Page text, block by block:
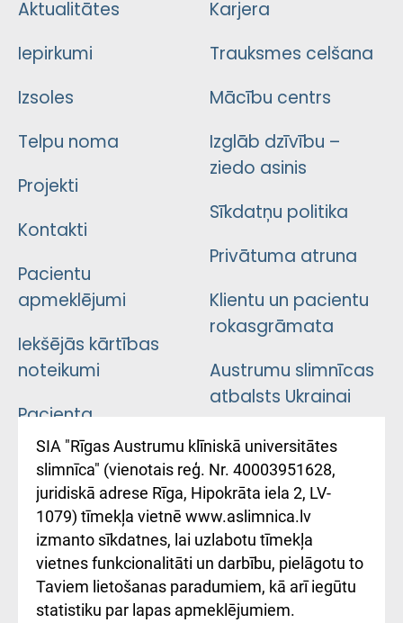
Aktualitātes
Iepirkumi
Izsoles
Telpu noma
Projekti
Kontakti
Pacientu
apmeklējumi
Iekšējās kārtības
noteikumi
Pacienta
atsauksmju/sūdzību
iesniegšanas
kārtība
Kā pie mums nokļūt
Rēķinu apmaksas
ceļvedis
Karjera
Trauksmes celšana
Mācību centrs
Izglāb dzīvību –
ziedo asinis
Sīkdatņu politika
Privātuma atruna
Klientu un pacientu
rokasgrāmata
Austrumu slimnīcas
atbalsts Ukrainai
Підтримка Східної
лікарні та співпраця з
Україною
SIA "Rīgas Austrumu klīniskā universitātes
slimnīca" (vienotais reģ. Nr. 40003951628,
juridiskā adrese Rīga, Hipokrāta iela 2, LV-
1079) tīmekļa vietnē www.aslimnica.lv
izmanto sīkdatnes, lai uzlabotu tīmekļa
vietnes funkcionalitāti un darbību, pielāgotu to
Taviem lietošanas paradumiem, kā arī iegūtu
statistiku par lapas apmeklējumiem.